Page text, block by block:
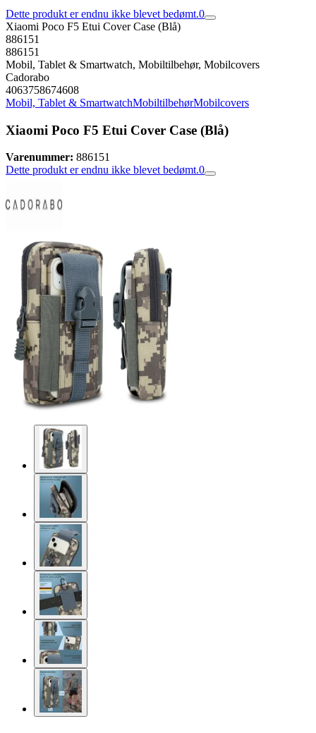
Dette produkt er endnu ikke blevet bedømt.0
Xiaomi Poco F5 Etui Cover Case (Blå)
886151
886151
Mobil, Tablet & Smartwatch, Mobiltilbehør, Mobilcovers
Cadorabo
4063758674608
Mobil, Tablet & SmartwatchMobiltilbehørMobilcovers
Xiaomi Poco F5 Etui Cover Case (Blå)
Varenummer: 886151
Dette produkt er endnu ikke blevet bedømt.0